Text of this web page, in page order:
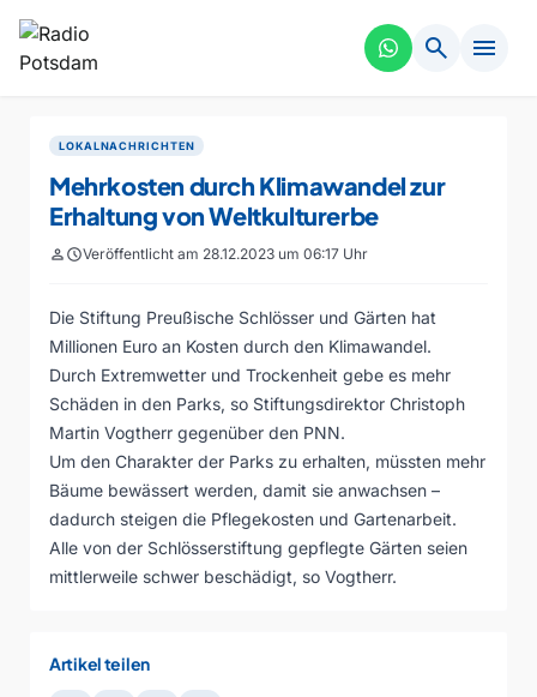
search menu
LOKALNACHRICHTEN
Mehrkosten durch Klimawandel zur
Erhaltung von Weltkulturerbe
personscheduleVeröffentlicht am 28.12.2023 um 06:17 Uhr
Die Stiftung Preußische Schlösser und Gärten hat
Millionen Euro an Kosten durch den Klimawandel.
Durch Extremwetter und Trockenheit gebe es mehr
Schäden in den Parks, so Stiftungsdirektor Christoph
Martin Vogtherr gegenüber den PNN.
Um den Charakter der Parks zu erhalten, müssten mehr
Bäume bewässert werden, damit sie anwachsen –
dadurch steigen die Pflegekosten und Gartenarbeit.
Alle von der Schlösserstiftung gepflegte Gärten seien
mittlerweile schwer beschädigt, so Vogtherr.
Artikel teilen